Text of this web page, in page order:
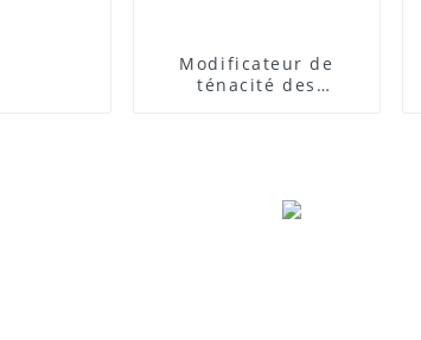
Modificateur de
ténacité des